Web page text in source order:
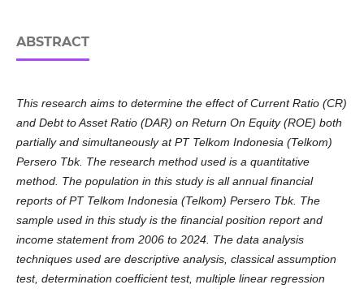
ABSTRACT
This research aims to determine the effect of Current Ratio (CR)
and Debt to Asset Ratio (DAR) on Return On Equity (ROE) both
partially and simultaneously at PT Telkom Indonesia (Telkom)
Persero Tbk. The research method used is a quantitative
method. The population in this study is all annual financial
reports of PT Telkom Indonesia (Telkom) Persero Tbk. The
sample used in this study is the financial position report and
income statement from 2006 to 2024. The data analysis
techniques used are descriptive analysis, classical assumption
test, determination coefficient test, multiple linear regression